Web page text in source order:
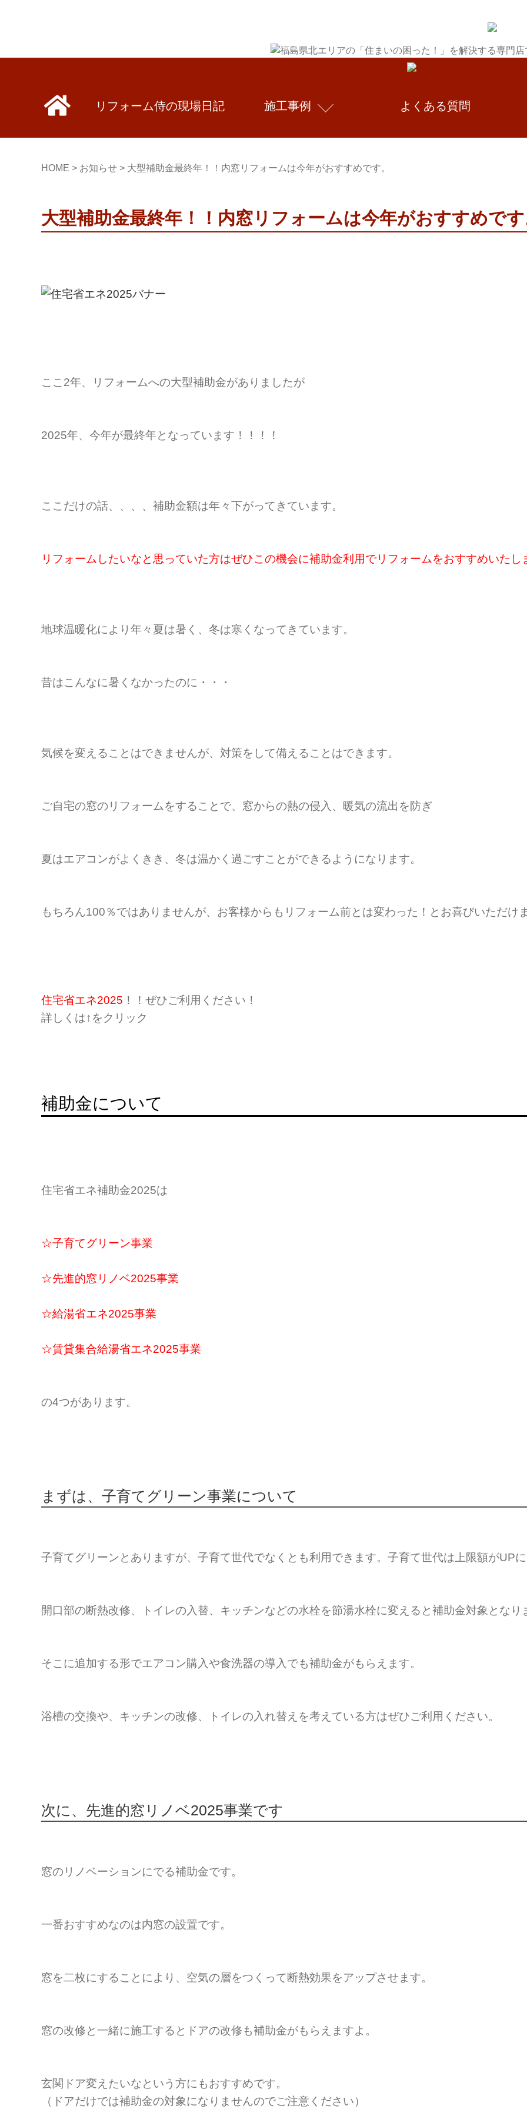
リフォーム侍の現場日記 施工事例 よくある質問
HOME > お知らせ > 大型補助金最終年！！内窓リフォームは今年がおすすめです。
大型補助金最終年！！内窓リフォームは今年がおすすめで
ここ2年、リフォームへの大型補助金がありましたが
2025年、今年が最終年となっています！！！！
ここだけの話、、、、補助金額は年々下がってきています。
リフォームしたいなと思っていた方はぜひこの機会に補助金利用でリフォームをおすすめいたし
地球温暖化により年々夏は暑く、冬は寒くなってきています。
昔はこんなに暑くなかったのに・・・
気候を変えることはできませんが、対策をして備えることはできます。
ご自宅の窓のリフォームをすることで、窓からの熱の侵入、暖気の流出を防ぎ
夏はエアコンがよくきき、冬は温かく過ごすことができるようになります。
もちろん100％ではありませんが、お客様からもリフォーム前とは変わった！とお喜びいただけ
住宅省エネ2025 ！！ぜひご利用ください！
詳しくは↑をクリック
補助金について
住宅省エネ補助金2025は
☆子育てグリーン事業
☆先進的窓リノベ2025事業
☆給湯省エネ2025事業
☆賃貸集合給湯省エネ2025事業
の4つがあります。
まずは、子育てグリーン事業について
子育てグリーンとありますが、子育て世代でなくとも利用できます。子育て世代は上限額がUP
開口部の断熱改修、トイレの入替、キッチンなどの水栓を節湯水栓に変えると補助金対象となり
そこに追加する形でエアコン購入や食洗器の導入でも補助金がもらえます。
浴槽の交換や、キッチンの改修、トイレの入れ替えを考えている方はぜひご利用ください。
次に、先進的窓リノベ2025事業です
窓のリノベーションにでる補助金です。
一番おすすめなのは内窓の設置です。
窓を二枚にすることにより、空気の層をつくって断熱効果をアップさせます。
窓の改修と一緒に施工するとドアの改修も補助金がもらえますよ。
玄関ドア変えたいなという方にもおすすめです。
（ドアだけでは補助金の対象になりませんのでご注意ください）